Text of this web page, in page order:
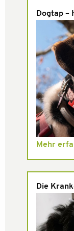
Dogtap –
Mehr
Die